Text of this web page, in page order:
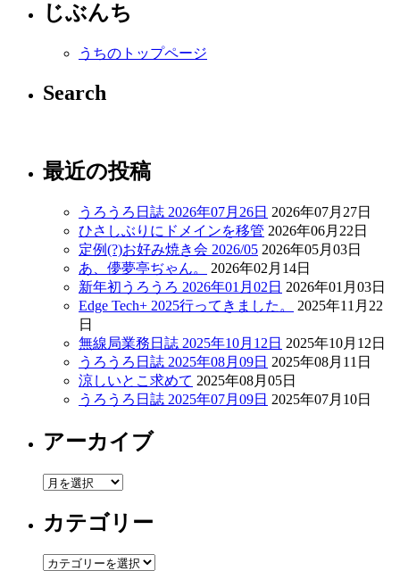
じぶんち
うちのトップページ
Search
最近の投稿
うろうろ日誌 2026年07月26日 2026年07月27日
ひさしぶりにドメインを移管 2026年06月22日
定例(?)お好み焼き会 2026/05 2026年05月03日
あ、儚夢亭ぢゃん。
2026年02月14日
新年初うろうろ 2026年01月02日 2026年01月03日
Edge Tech+ 2025行ってきました。
2025年11月22
日
無線局業務日誌 2025年10月12日 2025年10月12日
うろうろ日誌 2025年08月09日 2025年08月11日
涼しいとこ求めて 2025年08月05日
うろうろ日誌 2025年07月09日 2025年07月10日
アーカイブ
ア
カ
イ
ブ
カテゴリー
カ